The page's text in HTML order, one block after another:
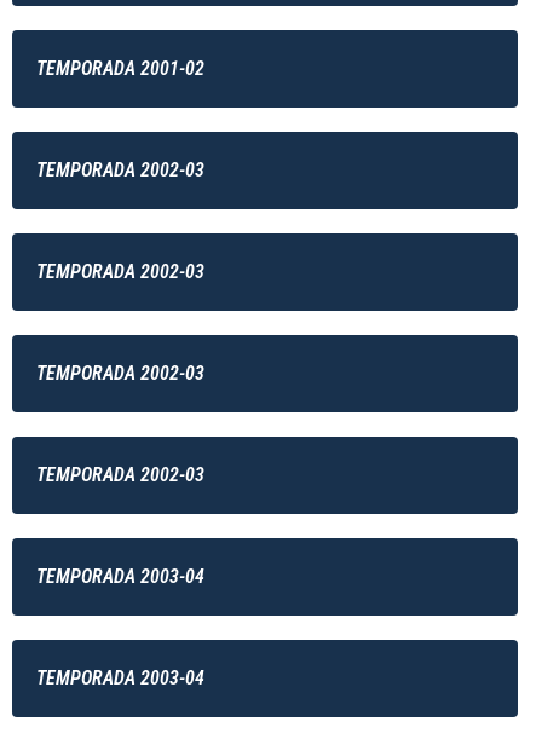
TEMPORADA 2001-02
TEMPORADA 2002-03
TEMPORADA 2002-03
TEMPORADA 2002-03
TEMPORADA 2002-03
TEMPORADA 2003-04
TEMPORADA 2003-04